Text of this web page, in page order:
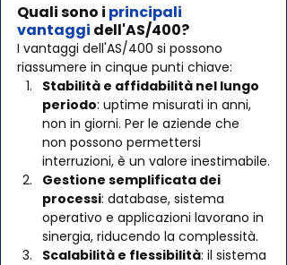
Quali sono i principali
vantaggi dell'AS/400?
I vantaggi dell'AS/400 si possono
riassumere in cinque punti chiave:
Stabilità e affidabilità nel lungo
periodo: uptime misurati in anni,
non in giorni. Per le aziende che
non possono permettersi
interruzioni, è un valore inestimabile.
Gestione semplificata dei
processi: database, sistema
operativo e applicazioni lavorano in
sinergia, riducendo la complessità.
Scalabilità e flessibilità: il sistema